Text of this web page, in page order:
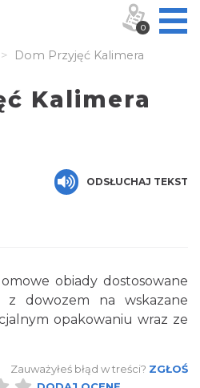
Dom Przyjęć Kalimera
Kalimera
ODSŁUCHAJ TEKST
obiady dostosowane
dowozem na wskazane
opakowaniu wraz ze
Zauważyłeś błąd w treści? ZGŁOŚ
0